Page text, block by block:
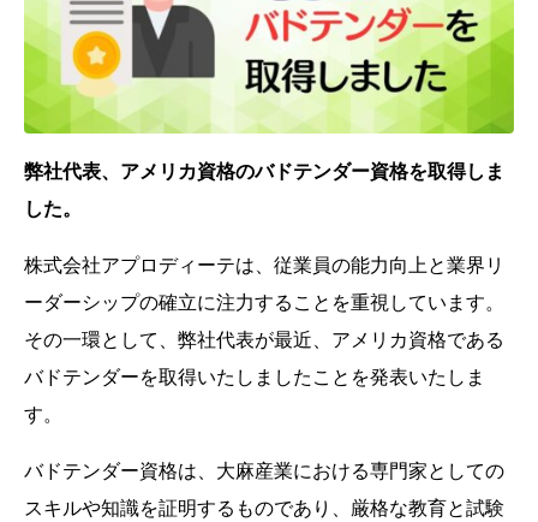
弊社代表、アメリカ資格のバドテンダー資格を取得しま
した。
株式会社アプロディーテは、従業員の能力向上と業界リ
ーダーシップの確立に注力することを重視しています。
その一環として、弊社代表が最近、アメリカ資格である
バドテンダーを取得いたしましたことを発表いたしま
す。
バドテンダー資格は、大麻産業における専門家としての
スキルや知識を証明するものであり、厳格な教育と試験